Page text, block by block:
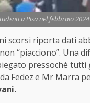
a Pisa nel febbraio
scorsi riporta dati
“piacciono”. Una
pressoché
Fedez e Mr Marra